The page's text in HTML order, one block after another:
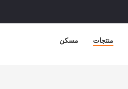
مسكن منتجات